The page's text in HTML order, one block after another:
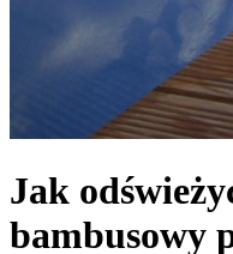
Jak
bambusowy